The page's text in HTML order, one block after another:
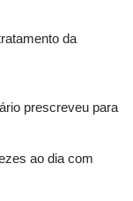
da
prescreveu para
ao dia com